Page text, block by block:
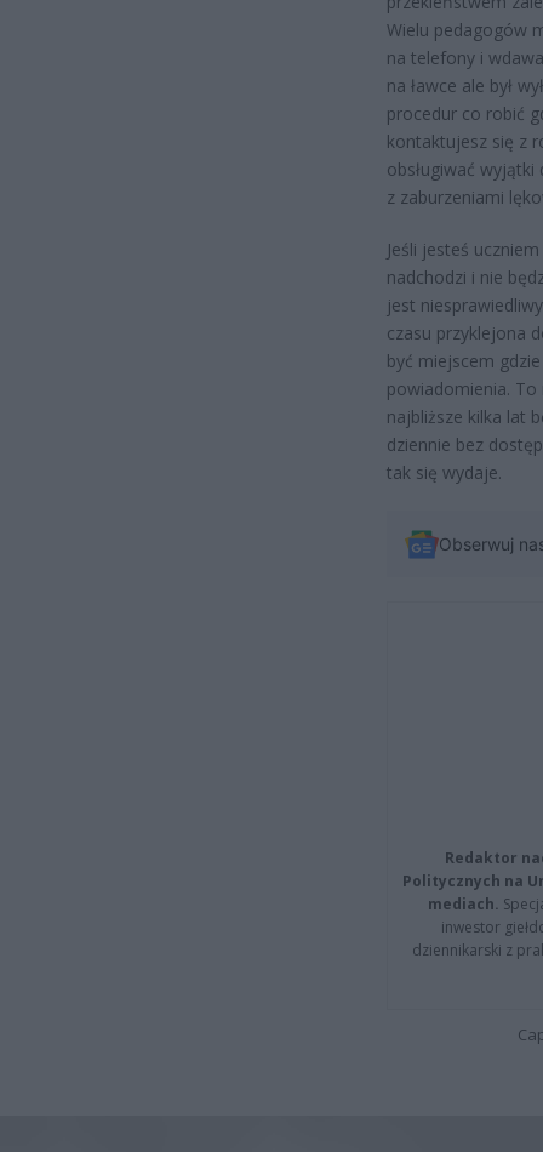
Wielu pedagogów
na telefony i
na ławce ale był
procedur co robić
kontaktujesz się z
obsługiwać
z zaburzeniami
Jeśli jesteś
nadchodzi i nie
jest
czasu przyklejona
być miejscem
powiadomienia. To
najbliższe kilka lat
dziennie bez
tak się wydaje.
Obserwuj
Redaktor
Politycznych na
mediach.
inwestor
dziennikarski z